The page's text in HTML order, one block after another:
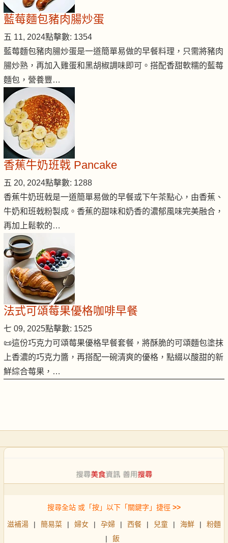
藍莓麵包豬肉腸炒蛋
五 11, 2024點擊數: 1354
藍莓麵包豬肉腸炒蛋是一道簡單易做的早餐料理，只需將豬肉
腸炒熟，再加入雞蛋和黑胡椒調味即可。搭配香甜軟糯的藍莓
麵包，營養豐…
香蕉牛奶班戟 Pancake
五 20, 2024點擊數: 1288
香蕉牛奶班戟是一道簡單易做的早餐或下午茶點心，由香蕉、
牛奶和班戟粉製成。香蕉的甜味和奶香的濃郁風味完美融合，
再加上鬆軟的…
法式可頌莓果優格咖啡早餐
七 09, 2025點擊數: 1525
📜這份巧克力可頌莓果優格早餐套餐，將酥脆的可頌麵包塗抹
上香濃的巧克力醬，再搭配一碗清爽的優格，點綴以酸甜的新
鮮綜合莓果，…
搜尋全站 或「按」以下「關鍵字」捷徑 >>
滋補湯 | 簡易菜 | 婦女 | 孕婦 | 西餐 | 兒童 | 海鮮 |
粉麵
|
飯